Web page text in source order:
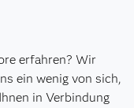
erfahren? Wir
ein wenig von sich,
in Verbindung